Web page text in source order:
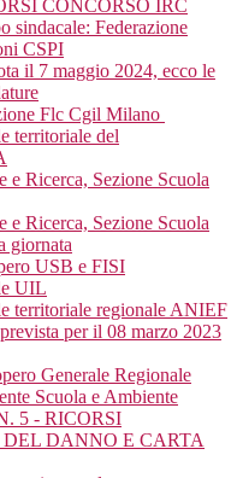
CONCORSO IRC
sindacale: Federazione
CSPI
il 7 maggio 2024, ecco le
Flc Cgil Milano
territoriale del
e Ricerca, Sezione Scuola
e Ricerca, Sezione Scuola
giornata
USB e FISI
UIL
territoriale regionale ANIEF
per il 08 marzo 2023
Generale Regionale
Scuola e Ambiente
5 - RICORSI
DANNO E CARTA